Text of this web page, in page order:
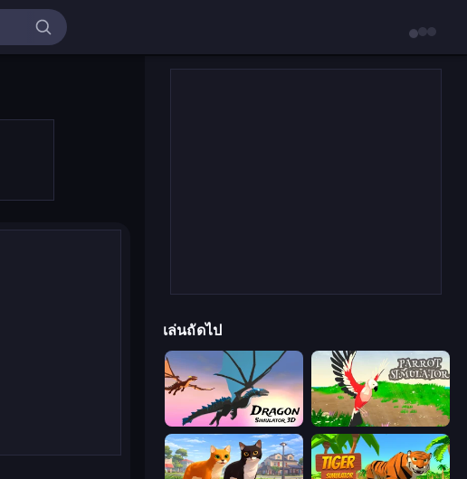
เล่นถัดไป
Dragon Simulator 3D Parrot Simulator